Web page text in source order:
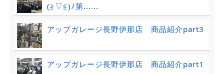
(≧▽≦)ﾉ第......
アップガレージ長野伊那店 商品紹介part3
アップガレージ長野伊那店 商品紹介part1